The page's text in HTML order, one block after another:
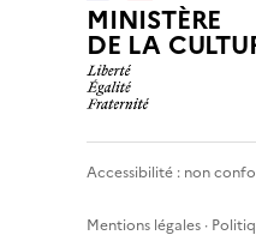
MINISTÈRE
DE LA
Accessibilité : non
Mentions légales ·